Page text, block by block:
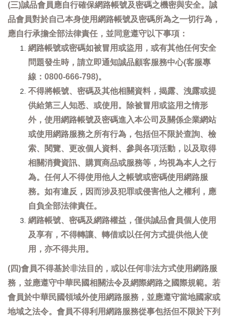
(三)誠品會員應自行確保網路帳號及密碼之機密與安全。誠
品會員對於自己本身使用網路帳號及密碼所為之一切行為，
應自行承擔全部法律責任，並同意遵守以下事項：
網路帳號或密碼如被冒用或盜用，或有其他任何安全
問題發生時，請立即通知誠品顧客服務中心(客服專
線：0800-666-798)。
不得將帳號、密碼及其他相關資料，揭露、洩露或提
供給第三人知悉、或使用。除被冒用或盜用之情形
外，使用網路帳號及密碼進入本公司及關係企業網站
或使用網路服務之所有行為，包括但不限於查詢、檢
索、閱覽、更改個人資料、參與各項活動，以及取得
相關消費資訊、購買商品或服務等，均視為本人之行
為。任何人不得使用他人之帳號或密碼使用網路服
務。如有違反，因而涉及犯罪或侵害他人之權利，應
自負全部法律責任。
網路帳號、密碼及網路權益，僅供誠品會員個人使用
及享有，不得轉讓、轉借或以任何方式提供他人使
用，亦不得共用。
(四)會員不得基於非法目的，或以任何非法方式使用網路服
務，並應遵守中華民國相關法令及網際網路之國際規範。若
會員於中華民國領域外使用網路服務，並應遵守當地國家或
地域之法令。會員不得利用網路服務從事包括但不限於下列